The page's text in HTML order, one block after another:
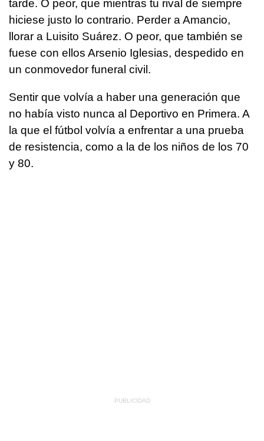
tarde. O peor, que mientras tu rival de siempre
hiciese justo lo contrario. Perder a Amancio,
llorar a Luisito Suárez. O peor, que también se
fuese con ellos Arsenio Iglesias, despedido en
un conmovedor funeral civil.
Sentir que volvía a haber una generación que
no había visto nunca al Deportivo en Primera. A
la que el fútbol volvía a enfrentar a una prueba
de resistencia, como a la de los niños de los 70
y 80.